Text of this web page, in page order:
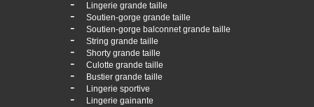
- Lingerie grande taille
- Soutien-gorge grande taille
- Soutien-gorge balconnet grande taille
- String grande taille
- Shorty grande taille
- Culotte grande taille
- Bustier grande taille
- Lingerie sportive
- Lingerie gainante